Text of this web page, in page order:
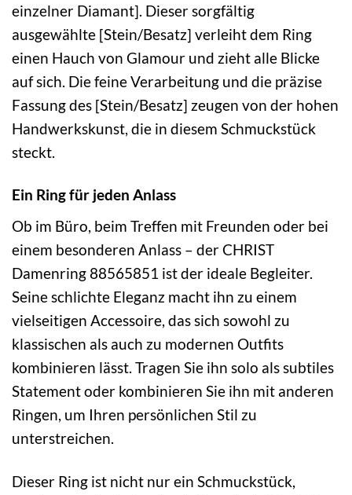
einzelner Diamant]. Dieser sorgfältig
ausgewählte [Stein/Besatz] verleiht dem Ring
einen Hauch von Glamour und zieht alle Blicke
auf sich. Die feine Verarbeitung und die präzise
Fassung des [Stein/Besatz] zeugen von der hohen
Handwerkskunst, die in diesem Schmuckstück
steckt.
Ein Ring für jeden Anlass
Ob im Büro, beim Treffen mit Freunden oder bei
einem besonderen Anlass – der CHRIST
Damenring 88565851 ist der ideale Begleiter.
Seine schlichte Eleganz macht ihn zu einem
vielseitigen Accessoire, das sich sowohl zu
klassischen als auch zu modernen Outfits
kombinieren lässt. Tragen Sie ihn solo als subtiles
Statement oder kombinieren Sie ihn mit anderen
Ringen, um Ihren persönlichen Stil zu
unterstreichen.
Dieser Ring ist nicht nur ein Schmuckstück,